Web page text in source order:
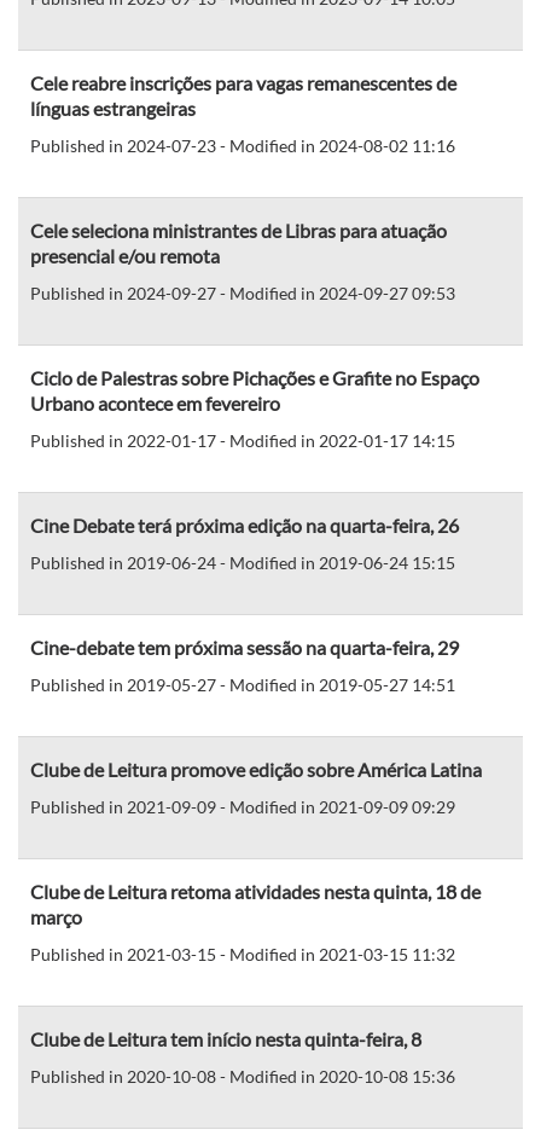
Cele reabre inscrições para vagas remanescentes de
línguas estrangeiras
Published in 2024-07-23 - Modified in 2024-08-02 11:16
Cele seleciona ministrantes de Libras para atuação
presencial e/ou remota
Published in 2024-09-27 - Modified in 2024-09-27 09:53
Ciclo de Palestras sobre Pichações e Grafite no Espaço
Urbano acontece em fevereiro
Published in 2022-01-17 - Modified in 2022-01-17 14:15
Cine Debate terá próxima edição na quarta-feira, 26
Published in 2019-06-24 - Modified in 2019-06-24 15:15
Cine-debate tem próxima sessão na quarta-feira, 29
Published in 2019-05-27 - Modified in 2019-05-27 14:51
Clube de Leitura promove edição sobre América Latina
Published in 2021-09-09 - Modified in 2021-09-09 09:29
Clube de Leitura retoma atividades nesta quinta, 18 de
março
Published in 2021-03-15 - Modified in 2021-03-15 11:32
Clube de Leitura tem início nesta quinta-feira, 8
Published in 2020-10-08 - Modified in 2020-10-08 15:36